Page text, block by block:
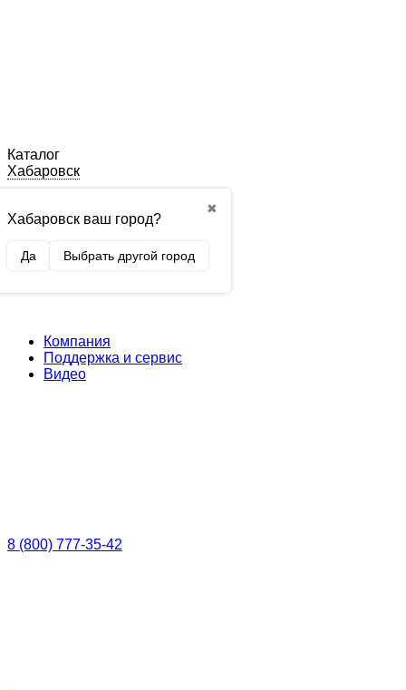
Каталог
Хабаровск
✖
Хабаровск ваш город?
Да Выбрать другой город
Компания
Поддержка и сервис
Видео
8 (800) 777-35-42